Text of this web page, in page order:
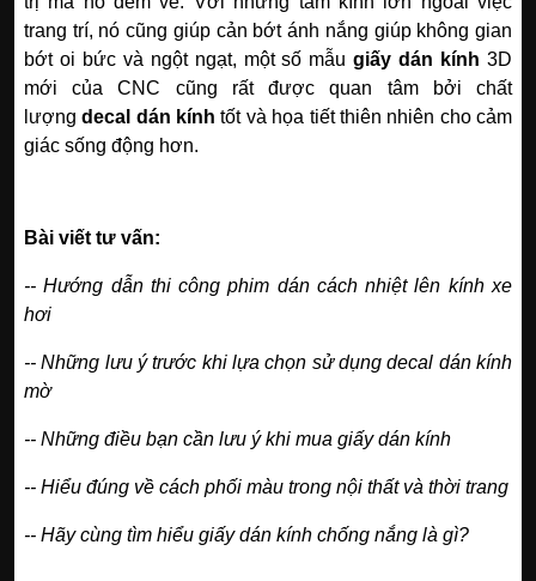
trang trí, nó cũng giúp cản bớt ánh nắng giúp không gian
bớt oi bức và ngột ngạt, một số mẫugiấy dán kính 3D
mới của CNC cũng rất được quan tâm bởi chất
lượngdecal dán kính tốt và họa tiết thiên nhiên cho cảm
giác sống động hơn.
Bài viết tư vấn:
--Hướng dẫn thi công phim dán cách nhiệt lên kính xe
hơi
--Những lưu ý trước khi lựa chọn sử dụng decal dán kính
mờ
-- Những điều bạn cần lưu ý khi mua giấy dán kính
-- Hiểu đúng về cách phối màu trong nội thất và thời trang
-- Hãy cùng tìm hiểu giấy dán kính chống nắng là gì?